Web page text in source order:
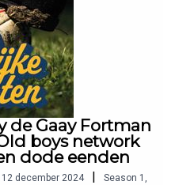
de Gaay Fortman
boys network
dode eenden
december 2024 | Season 1